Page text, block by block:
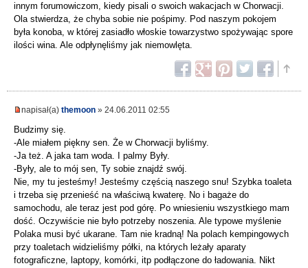
innym forumowiczom, kiedy pisali o swoich wakacjach w Chorwacji.
Ola stwierdza, że chyba sobie nie pośpimy. Pod naszym pokojem
była konoba, w której zasiadło włoskie towarzystwo spożywając spore
ilości wina. Ale odpłynęliśmy jak niemowlęta.
napisał(a) themoon » 24.06.2011 02:55
Budzimy się.
-Ale miałem piękny sen. Że w Chorwacji byliśmy.
-Ja też. A jaka tam woda. I palmy Były.
-Były, ale to mój sen, Ty sobie znajdź swój.
Nie, my tu jesteśmy! Jesteśmy częścią naszego snu! Szybka toaleta
i trzeba się przenieść na właściwą kwaterę. No i bagaże do
samochodu, ale teraz jest pod górę. Po wniesieniu wszystkiego mam
dość. Oczywiście nie było potrzeby noszenia. Ale typowe myślenie
Polaka musi być ukarane. Tam nie kradną! Na polach kempingowych
przy toaletach widzieliśmy półki, na których leżały aparaty
fotograficzne, laptopy, komórki, itp podłączone do ładowania. Nikt